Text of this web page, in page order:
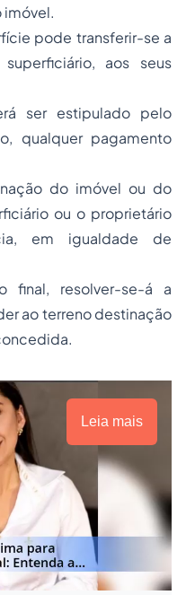
imóvel.
pode transferir-se a
aos seus
ser estipulado pelo
qualquer pagamento
do imóvel ou do
ou o proprietário
em igualdade de
final, resolver-se-á a
ao terreno destinação
Leia mais